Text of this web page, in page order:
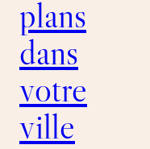
plans
dans
votre
ville